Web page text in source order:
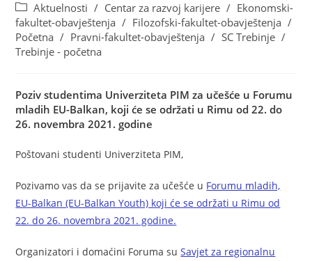
Aktuelnosti / Centar za razvoj karijere / Ekonomski-
fakultet-obavještenja / Filozofski-fakultet-obavještenja /
Početna / Pravni-fakultet-obavještenja / SC Trebinje /
Trebinje - početna
Poziv studentima Univerziteta PIM za učešće u Forumu
mladih EU-Balkan, koji će se održati u Rimu od 22. do
26. novembra 2021. godine
Poštovani studenti Univerziteta PIM,
Pozivamo vas da se prijavite za učešće u Forumu mladih,
EU-Balkan (EU-Balkan Youth) koji će se održati u Rimu od
22. do 26. novembra 2021. godine.
Organizatori i domaćini Foruma suSavjet za regionalnu